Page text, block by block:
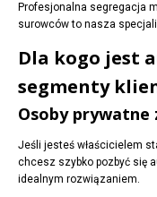
Profesjonalna segregacja
surowców to nasza
Dla kogo jest
segmenty
Osoby prywatne
Jeśli jesteś właścicielem
chcesz szybko pozbyć się
idealnym rozwiązaniem.